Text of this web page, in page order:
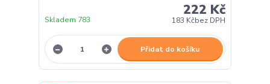
222 Kč
183 Kčbez DPH
Skladem 783
Přidat do košíku